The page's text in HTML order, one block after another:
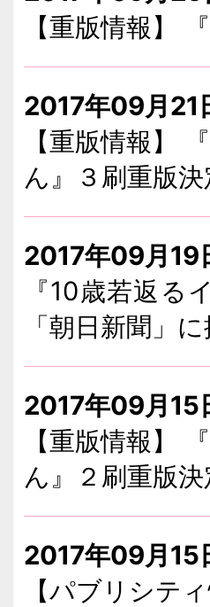
【重版情報】
2017年09月21
【重版情報】
ん』３刷重版決
2017年09月19
『10歳若返
「朝日新聞」
2017年09月15
【重版情報】
ん』２刷重版決
2017年09月15
【パブリシテ